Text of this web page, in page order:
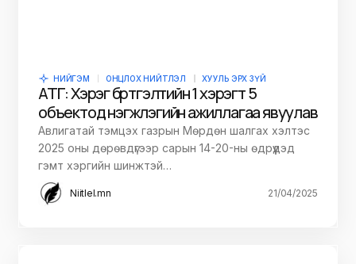
НИЙГЭМ ОНЦЛОХ НИЙТЛЭЛ ХУУЛЬ ЭРХ ЗҮЙ
АТГ: Хэрэг бүртгэлтийн 1 хэрэгт 5
объектод нэгжлэгийн ажиллагаа явуулав
Авлигатай тэмцэх газрын Мөрдөн шалгах хэлтэс
2025 оны дөрөвдүгээр сарын 14-20-ны өдрүүдэд
гэмт хэргийн шинжтэй…
Niitlel.mn 21/04/2025